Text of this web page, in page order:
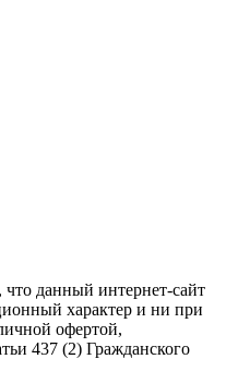
данный интернет-сайт
характер и ни при
офертой,
437 (2) Гражданского